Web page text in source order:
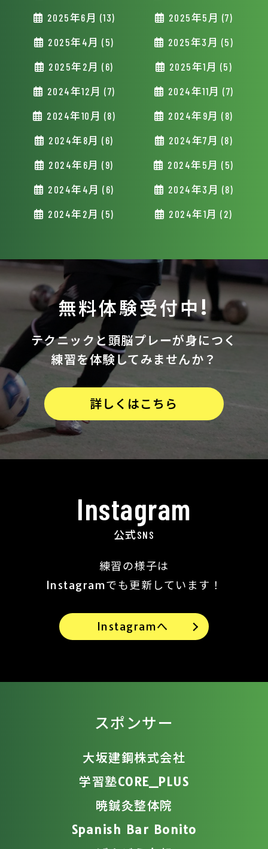
2025年6月 (13) 2025年5月 (7)
2025年4月 (5) 2025年3月 (5)
2025年2月 (6) 2025年1月 (5)
2024年12月 (7) 2024年11月 (7)
2024年10月 (8) 2024年9月 (8)
2024年8月 (6) 2024年7月 (8)
2024年6月 (9) 2024年5月 (5)
2024年4月 (6) 2024年3月 (8)
2024年2月 (5) 2024年1月 (2)
無料体験受付中!
テクニックと 頭脳プレーが身につく
練習を体験してみませんか？
詳しくはこちら
Instagram
公式SNS
練習の様子は
Instagramでも更新しています！
Instagramへ
スポンサー
大坂建鋼株式会社
学習塾CORE_PLUS
暁鍼灸整体院
Spanish Bar Bonito